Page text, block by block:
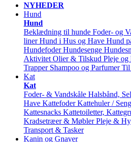
NYHEDER
Hund
Hund
Beklædning til hunde Foder- og
liner Hund i Hus og Have Hund
Hundefoder Hundesenge
Aktivitet Olier & Tilskud Pleje og
Trapper Shampoo og Parfumer Til
Kat
Kat
Foder- & Vandskåle Halsbånd,
Have Kattefoder Kattehuler /
Kattesnacks Kattetoiletter,
Kradsetræer & Møbler Pleje &
Transport & Tasker
Kanin og Gnaver